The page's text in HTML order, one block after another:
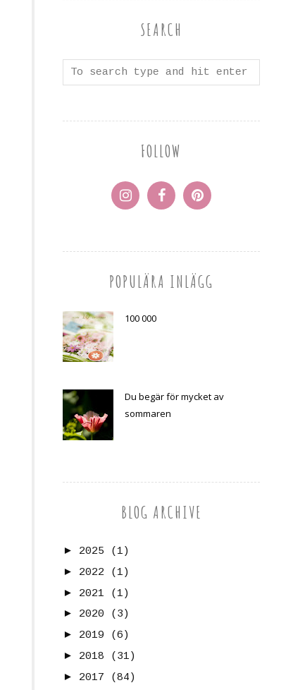
SEARCH
FOLLOW
POPULÄRA INLÄGG
100 000
Du begär för mycket av
sommaren
BLOG ARCHIVE
► 2025
(1)
► 2022
(1)
► 2021
(1)
► 2020
(3)
► 2019
(6)
► 2018
(31)
► 2017
(84)